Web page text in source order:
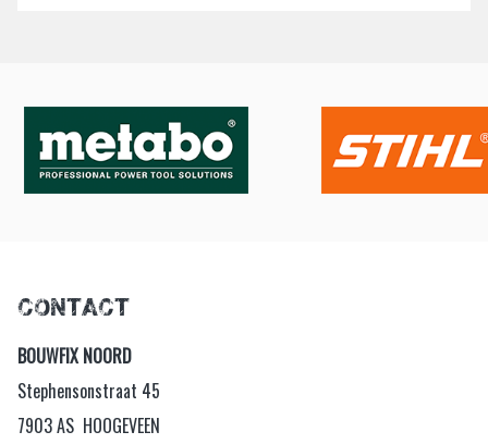
contact
BOUWFIX NOORD
Stephensonstraat 45
7903 AS HOOGEVEEN